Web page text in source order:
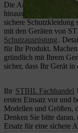
Die Arbeit mit starken
hinauswachsen. Gut,
sichere Schutzkleidung
mit den Geräten von
Schutzausrüstung .
für Ihr Produkt.
gründlich mit Ihrem
sicher, dass Ihr Gerät
Ihr STIHL Fachhandel
ersten Einsatz vor und
Modellen und Größen,
Denken Sie bitte daran,
Ersatz für eine sichere